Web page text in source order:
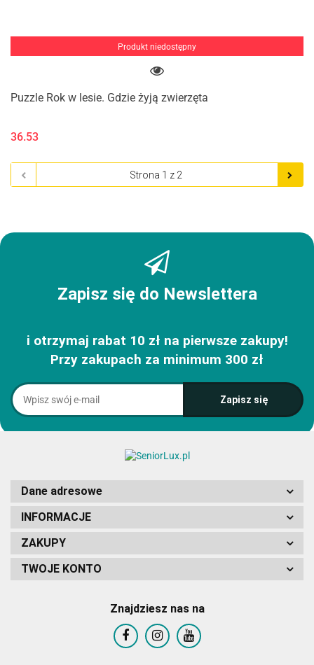
Produkt niedostępny
Puzzle Rok w lesie. Gdzie żyją zwierzęta
36.53
Zapisz się do Newslettera
i otrzymaj rabat 10 zł na pierwsze zakupy!
Przy zakupach za minimum 300 zł
Dane adresowe
INFORMACJE
ZAKUPY
TWOJE KONTO
Znajdziesz nas na